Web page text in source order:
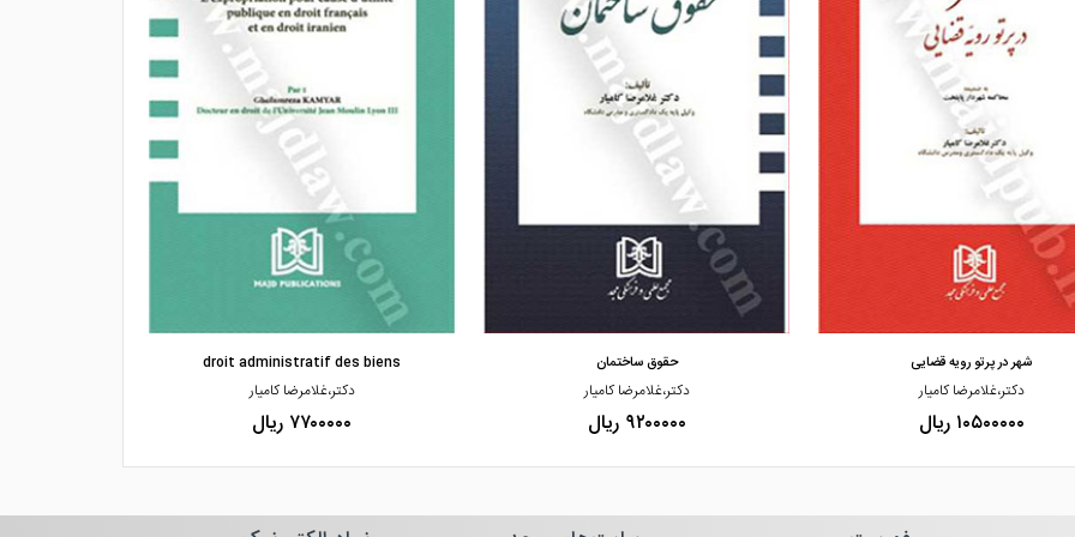
شهر در پرتو رویه قضایی
دکتر،غلامرضا کامیار
۱۰۵۰۰۰۰۰ ریال
حقوق ساختمان
دکتر،غلامرضا کامیار
۹۲۰۰۰۰۰ ریال
droit administratif des biens
دکتر،غلامرضا کامیار
۷۷۰۰۰۰۰ ریال